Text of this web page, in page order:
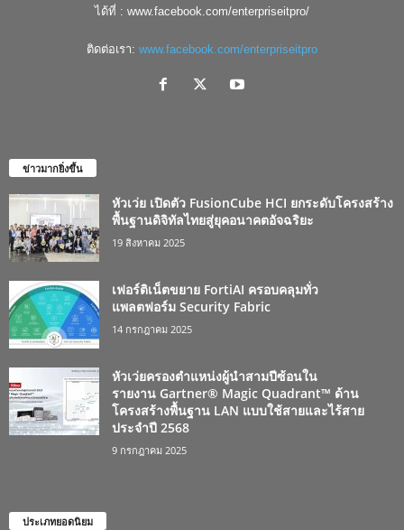
ได้ที่ : www.facebook.com/enterpriseitpro/
ติดต่อเรา: www.facebook.com/enterpriseitpro
ข่าวมากยิ่งขึ้น
หัวเว่ย เปิดตัว FusionCube HCI ยกระดับโครงสร้าง
พื้นฐานดิจิทัลไทยสู่ยุคอนาคตอัจฉริยะ
19 สิงหาคม 2025
เฟอร์ติเน็ตขยาย FortiAI ครอบคลุมทั่ว
แพลตฟอร์ม Security Fabric
14 กรกฎาคม 2025
หัวเว่ยครองตำแหน่งผู้นำสามปีซ้อนใน
รายงาน Gartner® Magic Quadrant™ ด้าน
โครงสร้างพื้นฐาน LAN แบบใช้สายและไร้สาย
ประจำปี 2568
9 กรกฎาคม 2025
ประเภทยอดนิยม